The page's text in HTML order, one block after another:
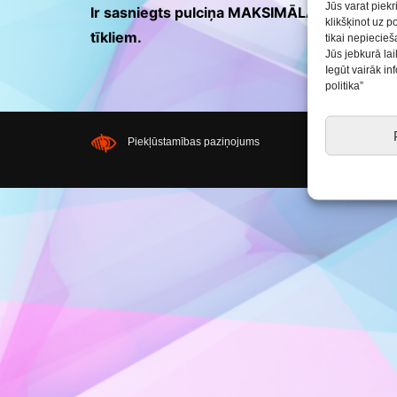
Jūs varat
klikšķinot uz
tikai
Jūs jebkurā
Iegūt vairāk
politika”
Saldus BJC interešu
izglītības programmu
realizācija
Ir sasniegts pulciņa MAKSIMĀLAIS
tīkliem.
Piekļūstamības paziņojums